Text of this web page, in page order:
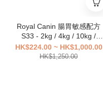
Royal Canin 腸胃敏感配方
S33 - 2kg / 4kg / 10kg /
15kg
HK$224.00 ~ HK$1,000.00
HK$1,250.00